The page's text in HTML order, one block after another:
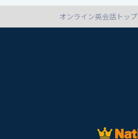
オンライン英会話トップ